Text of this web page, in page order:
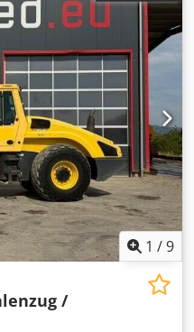
1 /9
/